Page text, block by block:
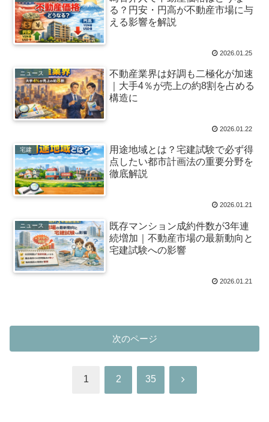
る？円安・円高が不動産市場に与
える影響を解説
2026.01.25
ニュース
不動産業界は好調も二極化が加速
｜大手4％が売上の約8割を占める
構造に
2026.01.22
宅建
用途地域とは？宅建試験で必ず得
点したい都市計画法の重要分野を
徹底解説
2026.01.21
ニュース
既存マンション成約件数が3年連
続増加｜不動産市場の最新動向と
宅建試験への影響
2026.01.21
次のページ
1 2 35 次